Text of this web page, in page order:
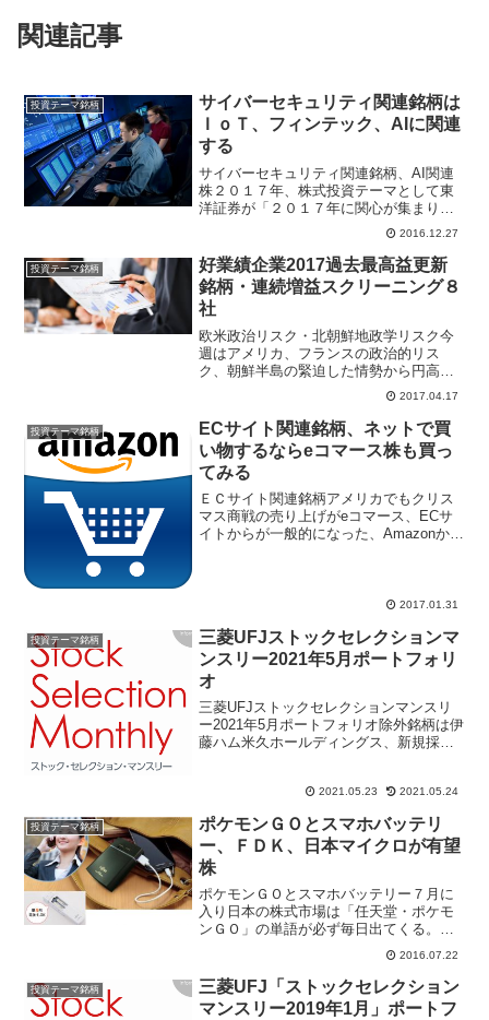
関連記事
投資テーマ銘柄
サイバーセキュリティ関連銘柄は
ＩｏＴ、フィンテック、AIに関連
する
サイバーセキュリティ関連銘柄、AI関連
株２０１７年、株式投資テーマとして東
洋証券が「２０１７年に関心が集まりそ
うな日本株キーワード」をレポートで紹
介している。同証券は９つの日本株テー
マをとりあげて、関連株をピックアップ
してレポート掲載してい...
2016.12.27
投資テーマ銘柄
好業績企業2017過去最高益更新
銘柄・連続増益スクリーニング８
社
欧米政治リスク・北朝鮮地政学リスク今
週はアメリカ、フランスの政治的リス
ク、朝鮮半島の緊迫した情勢から円高ト
レンドが継続されそう。東海東京証券は
景気変動に左右されず業績拡大を続ける
銘柄に注目として、「連続増益・過去最
高益更新銘柄」を中小型株か...
2017.04.17
投資テーマ銘柄
ECサイト関連銘柄、ネットで買
い物するならeコマース株も買っ
てみる
ＥＣサイト関連銘柄アメリカでもクリス
マス商戦の売り上げがeコマース、ECサ
イトからが一般的になった、Amazonから
2017.01.31
投資テーマ銘柄
三菱UFJストックセレクションマ
ンスリー2021年5月ポートフォリ
オ
三菱UFJストックセレクションマンスリ
ー2021年5月ポートフォリオ除外銘柄は伊
藤ハム米久ホールディングス、新規採用
2021.05.23 2021.05.24
投資テーマ銘柄
ポケモンＧＯとスマホバッテリ
ー、ＦＤＫ、日本マイクロが有望
株
ポケモンＧＯとスマホバッテリー７月に
入り日本の株式市場は「任天堂・ポケモ
ンＧＯ」の単語が必ず毎日出てくる。さ
すがに任天堂の売買代金が１日で７００
０億円を超えるのはスゴイ。時価総額経
営など言われ、株が高かったＩＴバブル
の時でさえ個別銘柄の売買...
2016.07.22
投資テーマ銘柄
三菱UFJ「ストックセレクション
マンスリー2019年1月」ポートフ